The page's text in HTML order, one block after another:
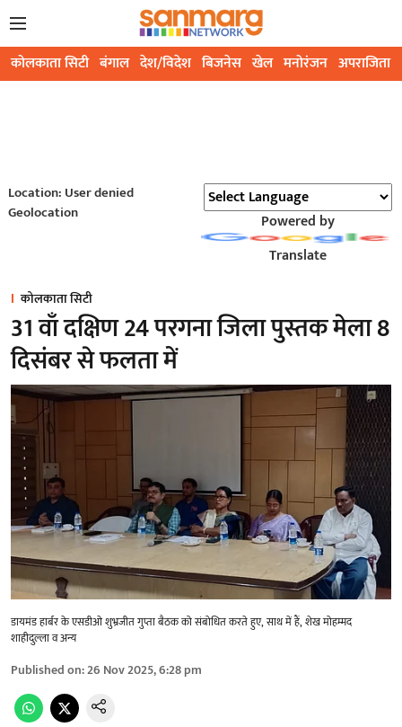
कोलकाता सिटी बंगाल देश/विदेश बिजनेस खेल मनोरंजन अपराजिता
Location: User denied
Geolocation
Powered by
Translate
कोलकाता सिटी
31 वाँ दक्षिण 24 परगना जिला पुस्तक मेला 8
दिसंबर से फलता में
डायमंड हार्बर के एसडीओ शुभ्रजीत गुप्ता बैठक को संबोधित करते हुए, साथ में हैं, शेख मोहम्मद
शाहीदुल्ला व अन्य
Published on:26 Nov 2025, 6:28 pm